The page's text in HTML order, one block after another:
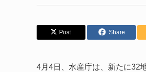
Post Share
4月4日、水産庁は、新たに32